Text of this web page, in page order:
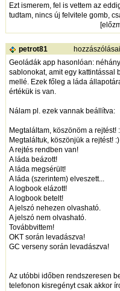
Ezt ismerem, fel is vettem az
tudtam, nincs új felvitele gomb,
[
petrot81 hozzászólásai
Geoládák app hasonlóan:
sablonokat, amit egy kattintással
mellé. Ezek főleg a láda
értékük is van.
Nálam pl. ezek vannak beállítva:
Megtaláltam, köszönöm a rejtést!
Megtaláltuk, köszönjük a rejtést! :)
A rejtés rendben van!
A láda beázott!
A láda megsérült!
A láda (szerintem) elveszett...
A logbook elázott!
A logbook betelt!
A jelszó nehezen olvasható.
A jelszó nem olvasható.
Továbbvittem!
OKT során levadászva!
GC verseny során levadászva!
Az utóbbi időben rendszeresen
telefonon kisregényt csak akkor